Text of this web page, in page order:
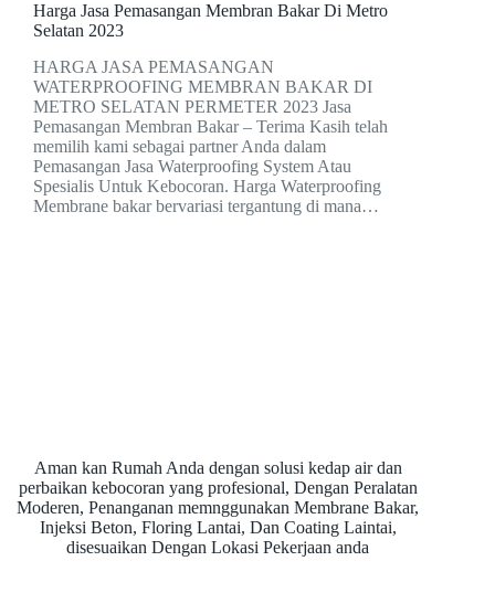
Harga Jasa Pemasangan Membran Bakar Di Metro
Selatan 2023
HARGA JASA PEMASANGAN
WATERPROOFING MEMBRAN BAKAR DI
METRO SELATAN PERMETER 2023 Jasa
Pemasangan Membran Bakar – Terima Kasih telah
memilih kami sebagai partner Anda dalam
Pemasangan Jasa Waterproofing System Atau
Spesialis Untuk Kebocoran. Harga Waterproofing
Membrane bakar bervariasi tergantung di mana…
Aman kan Rumah Anda dengan solusi kedap air dan
perbaikan kebocoran yang profesional, Dengan Peralatan
Moderen, Penanganan memnggunakan Membrane Bakar,
Injeksi Beton, Floring Lantai, Dan Coating Laintai,
disesuaikan Dengan Lokasi Pekerjaan anda